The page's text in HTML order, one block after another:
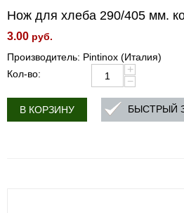
Нож для хлеба 290/405 мм.
3.00 руб.
Производитель: Pintinox (Италия)
Кол-во:
+
−
В КОРЗИНУ БЫСТРЫЙ